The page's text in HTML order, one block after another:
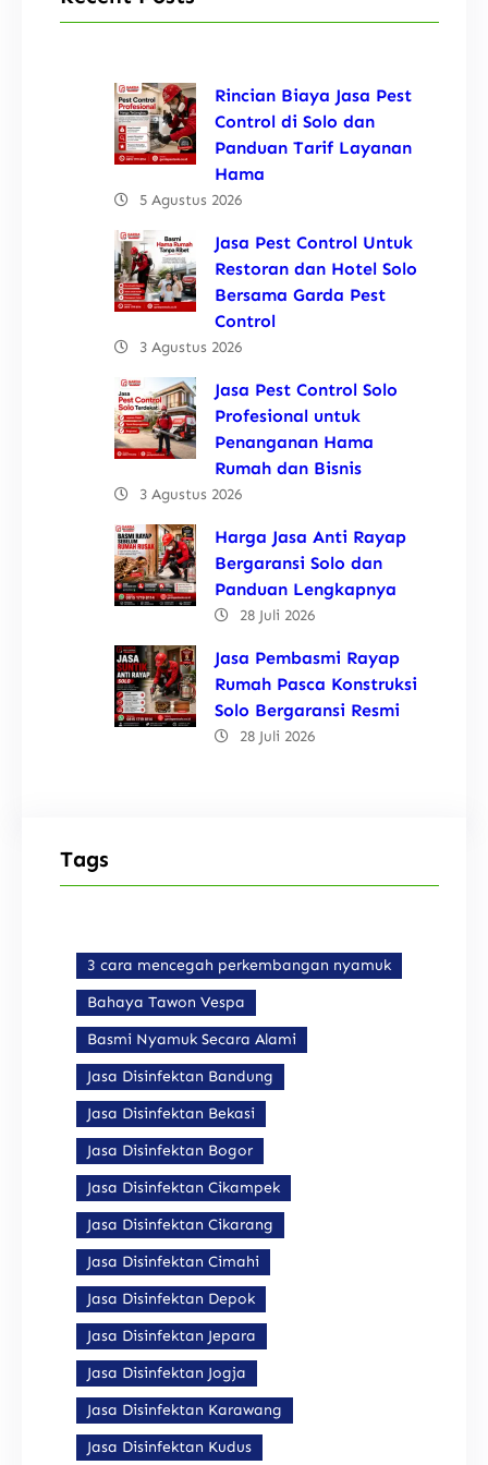
Rincian Biaya Jasa Pest
Control di Solo dan
Panduan Tarif Layanan
Hama
5 Agustus 2026
Jasa Pest Control Untuk
Restoran dan Hotel Solo
Bersama Garda Pest
Control
3 Agustus 2026
Jasa Pest Control Solo
Profesional untuk
Penanganan Hama
Rumah dan Bisnis
3 Agustus 2026
Harga Jasa Anti Rayap
Bergaransi Solo dan
Panduan Lengkapnya
28 Juli 2026
Jasa Pembasmi Rayap
Rumah Pasca Konstruksi
Solo Bergaransi Resmi
28 Juli 2026
Tags
3 cara mencegah perkembangan nyamuk
Bahaya Tawon Vespa
Basmi Nyamuk Secara Alami
Jasa Disinfektan Bandung
Jasa Disinfektan Bekasi
Jasa Disinfektan Bogor
Jasa Disinfektan Cikampek
Jasa Disinfektan Cikarang
Jasa Disinfektan Cimahi
Jasa Disinfektan Depok
Jasa Disinfektan Jepara
Jasa Disinfektan Jogja
Jasa Disinfektan Karawang
Jasa Disinfektan Kudus